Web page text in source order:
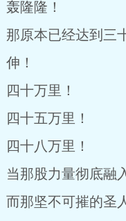
轰隆隆！
那原本已经达到三
伸！
四十万里！
四十五万里！
四十八万里！
当那股力量彻底融
而那坚不可摧的圣